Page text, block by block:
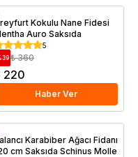
Kokulu Nane Fidesi
Auro Saksıda
5
39 ₺ 360
220
Haber Ver
Karabiber Ağacı Fidanı
cm Saksıda Schinus Molle